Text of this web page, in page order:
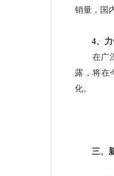
销量，国
4、力争
在广深
露，将在
化。
三、新